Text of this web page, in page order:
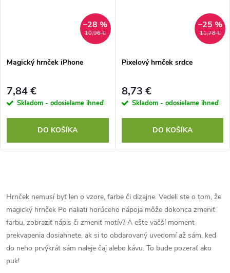
10,96 €
–28 %
Magický hrnček iPhone
7,84 €
Skladom - odosielame ihneď
DO KOŠÍKA
11,78 €
–25 %
Pixelový hrnček srdce
8,73 €
Skladom - odosielame ihneď
DO KOŠÍKA
v
l
á
d
Hrnček nemusí byť len o vzore, farbe či dizajne. Vedeli ste o tom, že
magický hrnček Po naliati horúceho nápoja môže dokonca zmeniť
farbu, zobraziť nápis či zmeniť motív? A ešte väčší moment
prekvapenia dosiahnete, ak si to obdarovaný uvedomí až sám, keď
do neho prvýkrát sám naleje čaj alebo kávu. To bude pozerať ako
puk!